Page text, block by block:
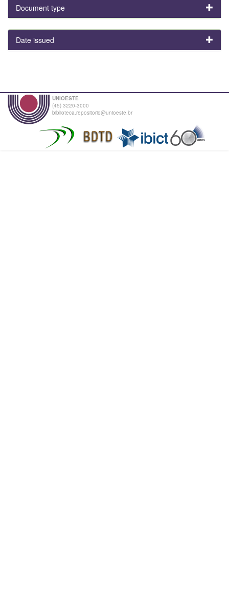
Document type
Date issued
UNIOESTE
(45) 3220-3000
biblioteca.repositorio@unioeste.br